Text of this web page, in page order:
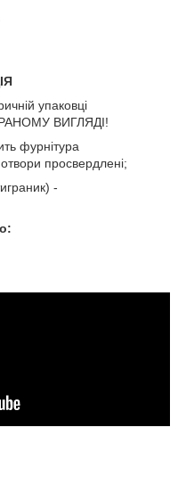
упаковці
ВИГЛЯДІ!
фурнітура
просвердлені;
-